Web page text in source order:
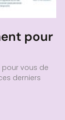
pour
pour vous de
derniers